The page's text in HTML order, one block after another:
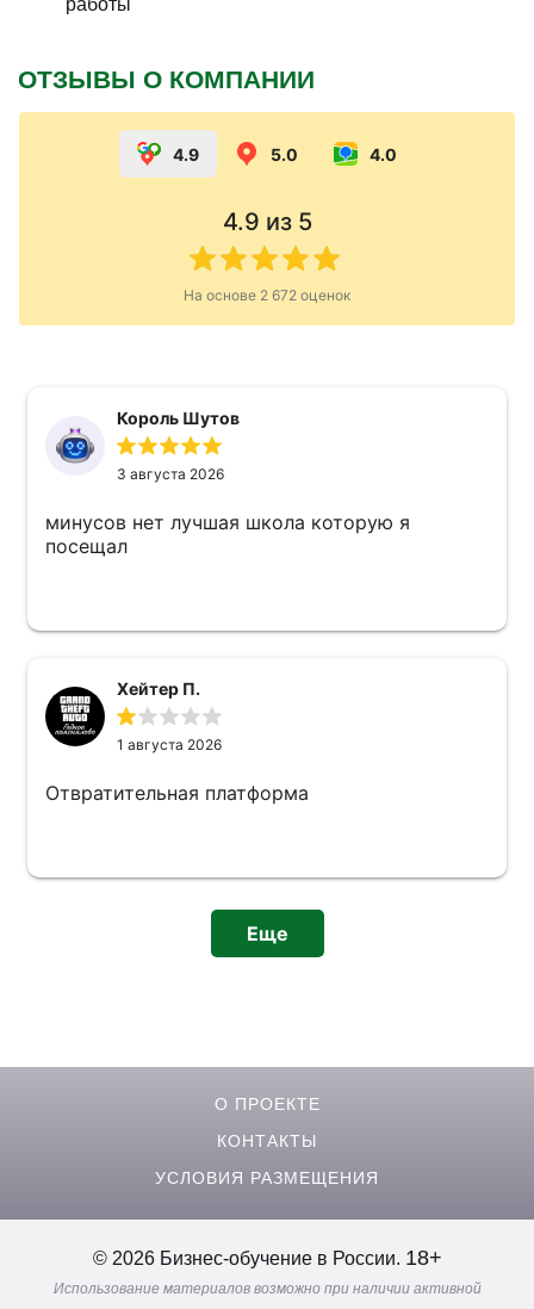
работы
ОТЗЫВЫ О КОМПАНИИ
4.9 5.0 4.0
4.9 из 5
На основе 2 672 оценок
Король Шутов
3 августа 2026
минусов нет лучшая школа которую я
посещал
Хейтер П.
1 августа 2026
Отвратительная платформа
Еще
О ПРОЕКТЕ
КОНТАКТЫ
УСЛОВИЯ РАЗМЕЩЕНИЯ
© 2026 Бизнес-обучение в России. 18+
Использование материалов возможно при наличии активной